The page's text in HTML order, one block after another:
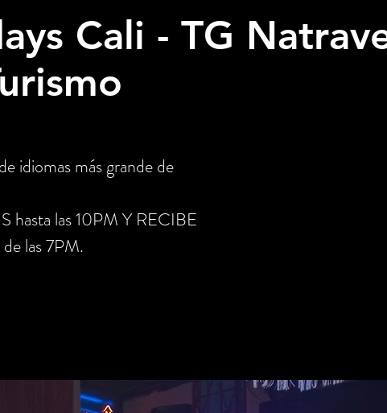
Cali - TG
idiomas más grande de
hasta las 10PM Y RECIBE
las 7PM.